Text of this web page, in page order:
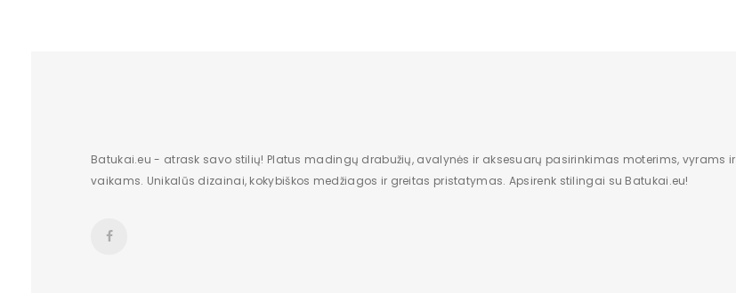
Batukai.eu - atrask savo stilių! Platus madingų drabužių, avalynės ir aksesuarų pasirinkimas moterims, vyrams ir
vaikams. Unikalūs dizainai, kokybiškos medžiagos ir greitas pristatymas. Apsirenk stilingai su Batukai.eu!